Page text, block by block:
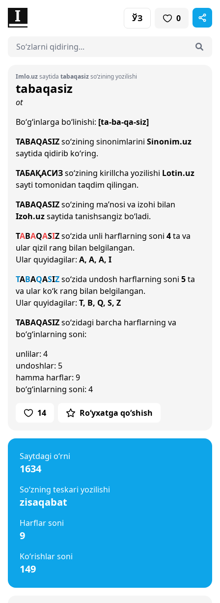
ЎЗ 0
Imlo.uzsaytida tabaqasizso‘zining yozilishi
tabaqasiz
ot
Bo‘g‘inlarga bo‘linishi: [ta-ba-qa-siz]
TABAQASIZso‘zining sinonimlarini Sinonim.uz
saytida qidirib ko‘ring.
ТАБАҚАСИЗso‘zining kirillcha yozilishi Lotin.uz
sayti tomonidan taqdim qilingan.
TABAQASIZso‘zining ma’nosi va izohi bilan
Izoh.uzsaytida tanishsangiz bo‘ladi.
TABAQASIZso‘zida unli harflarning soni 4ta va
ular qizil rang bilan belgilangan.
Ular quyidagilar: A, A, A, I
TABAQASIZso‘zida undosh harflarning soni 5ta
va ular ko‘k rang bilan belgilangan.
Ular quyidagilar: T, B, Q, S, Z
TABAQASIZso‘zidagi barcha harflarning va
bo‘g‘inlarning soni:
unlilar: 4
undoshlar: 5
hamma harflar: 9
bo‘g‘inlarning soni: 4
14 Ro‘yxatga qo‘shish
Saytdagi o‘rni
1634
So‘zning teskari yozilishi
zisaqabat
Harflar soni
9
Ko‘rishlar soni
149